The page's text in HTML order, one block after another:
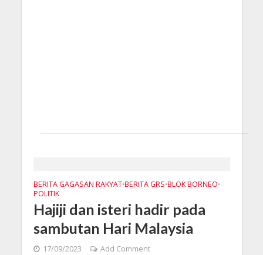
BERITA GAGASAN RAKYAT•BERITA GRS•BLOK BORNEO•
POLITIK
Hajiji dan isteri hadir pada
sambutan Hari Malaysia
17/09/2023 Add Comment